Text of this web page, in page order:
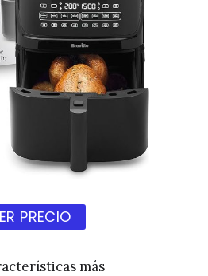
PRECIO
más